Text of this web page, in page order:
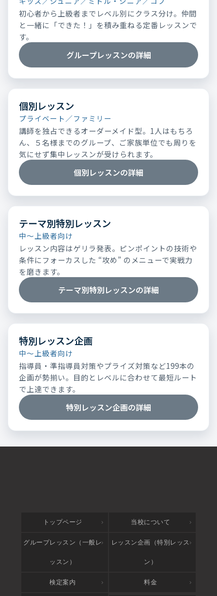
初心者から上級者までレベル別にクラス分け。仲間
と一緒に「できた！」を積み重ねる定番レッスンで
す。
グループレッスンの詳細
個別レッスン
プライベート／ファミリー
講師を独占できるオーダーメイド型。1人はもちろ
ん、５名様までのグループ、ご家族単位でも周りを
気にせず集中レッスンが受けられます。
個別レッスンの詳細
テーマ別特別レッスン
中～上級者向け
レッスン内容はゲリラ発表。ピンポイントの技術や
条件にフォーカスした “攻め” のメニューで実戦力
を磨きます。
テーマ別特別レッスンの詳細
特別レッスン企画
中～上級者向け
指導員・準指導員対策やプライズ対策など199本の
企画が勢揃い。目的とレベルに合わせて最短ルート
で上達できます。
特別レッスン企画の詳細
トップページ 当校について
グループレッスン（一般レ
ッスン）
レッスン企画（特別レッス
ン）
検定案内 料金